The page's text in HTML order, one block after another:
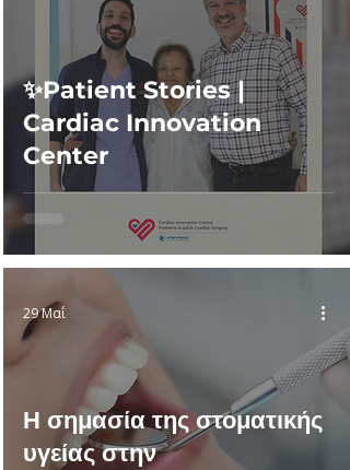
✨Patient Stories |
Cardiac Innovation
Center
Η σημασία της στοματικής
υγείας στην
29 Μαΐ